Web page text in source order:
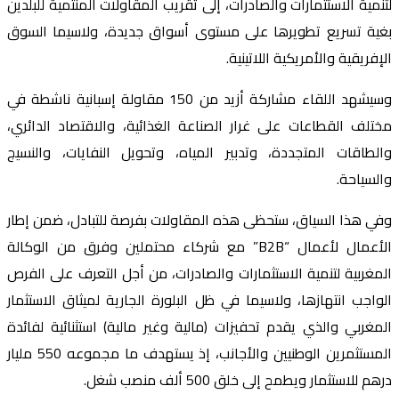
بغية تسريع تطويرها على مستوى أسواق جديدة، ولاسيما السوق
الإفريقية والأمريكية اللاتينية.
وسيشهد اللقاء مشاركة أزيد من 150 مقاولة إسبانية ناشطة في
مختلف القطاعات على غرار الصناعة الغذائية، والاقتصاد الدائري،
والطاقات المتجددة، وتدبير المياه، وتحويل النفايات، والنسيج
والسياحة.
وفي هذا السياق، ستحظى هذه المقاولات بفرصة للتبادل، ضمن إطار
الأعمال لأعمال “B2B” مع شركاء محتملين وفرق من الوكالة
المغربية لتنمية الاستثمارات والصادرات، من أجل التعرف على الفرص
الواجب انتهازها، ولاسيما في ظل البلورة الجارية لميثاق الاستثمار
المغربي والذي يقدم تحفيزات (مالية وغير مالية) استثنائية لفائدة
المستثمرين الوطنيين والأجانب، إذ يستهدف ما مجموعه 550 مليار
درهم للاستثمار ويطمح إلى خلق 500 ألف منصب شغل.